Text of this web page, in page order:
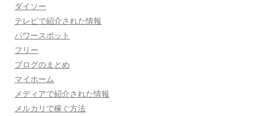
ダイソー
テレビで紹介された情報
パワースポット
フリー
ブログのまとめ
マイホーム
メディアで紹介された情報
メルカリで稼ぐ方法